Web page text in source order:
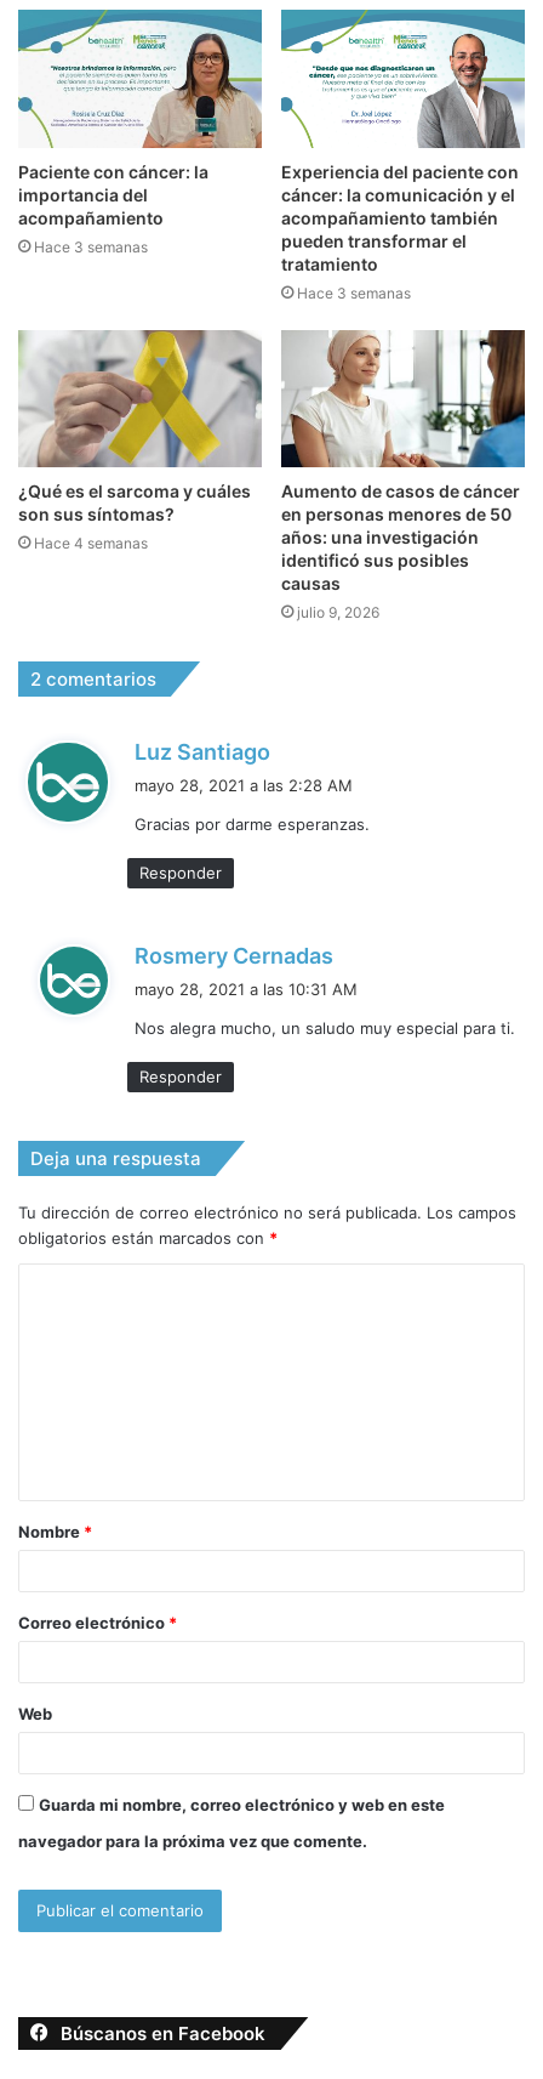
Paciente con cáncer: la
importancia del
acompañamiento
Hace 3 semanas
Experiencia del paciente con
cáncer: la comunicación y el
acompañamiento también
pueden transformar el
tratamiento
Hace 3 semanas
¿Qué es el sarcoma y cuáles
son sus síntomas?
Hace 4 semanas
Aumento de casos de cáncer
en personas menores de 50
años: una investigación
identificó sus posibles
causas
julio 9, 2026
2 comentarios
Luz Santiago
e
mayo 28, 2021 a las 2:28 AM
Gracias por darme esperanzas.
Responder
Rosmery Cernadas
e
mayo 28, 2021 a las 10:31 AM
Nos alegra mucho, un saludo muy especial para ti.
Responder
Deja una respuesta
Tu dirección de correo electrónico no será publicada. Los campos
obligatorios están marcados con *
a
r
*
Nombre *
Correo electrónico *
Web
Guarda mi nombre, correo electrónico y web en este
navegador para la próxima vez que comente.
Búscanos en Facebook